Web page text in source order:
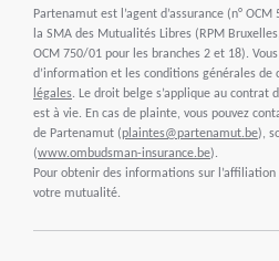
Partenamut est l’agent d’assurance (n°
la SMA des Mutualités Libres (RPM
OCM 750/01 pour les branches 2 et 18).
d’information et les conditions générales de
légales. Le droit belge s’applique au contrat
est à vie. En cas de plainte, vous pouvez
de Partenamut (plaintes@partenamut.be),
(www.ombudsman-insurance.be).
Pour obtenir des informations sur
votre mutualité.